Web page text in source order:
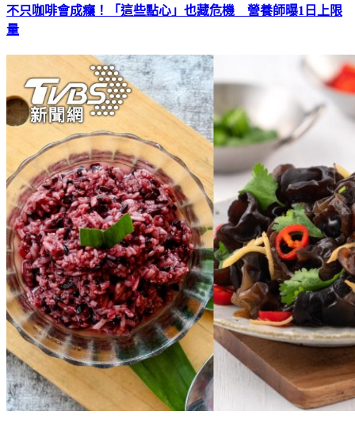
不只咖啡會成癮！「這些點心」也藏危機 營養師曝1日上限
量